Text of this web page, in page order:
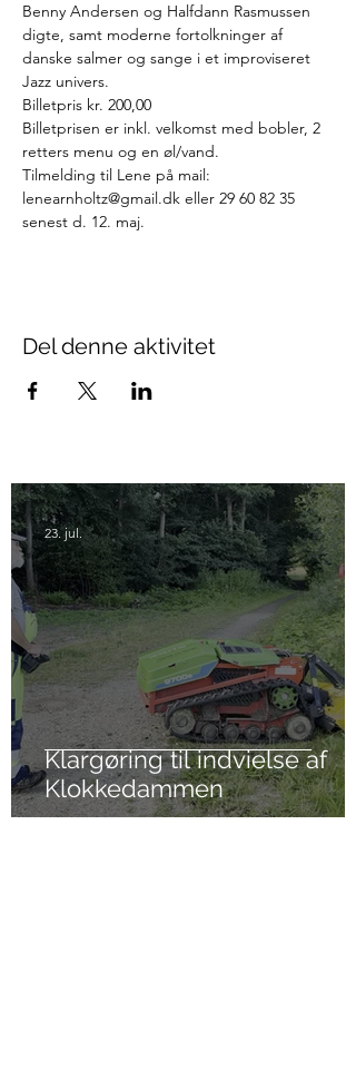
Benny Andersen og Halfdann Rasmussen
digte, samt moderne fortolkninger af
danske salmer og sange i et improviseret
Jazz univers.
Billetpris kr. 200,00
Billetprisen er inkl. velkomst med bobler, 2
retters menu og en øl/vand.
Tilmelding til Lene på mail:
lenearnholtz@gmail.dk eller 29 60 82 35
senest d. 12. maj.
Del denne aktivitet
Klargøring til indvielse af
Klokkedammen
23. jul.